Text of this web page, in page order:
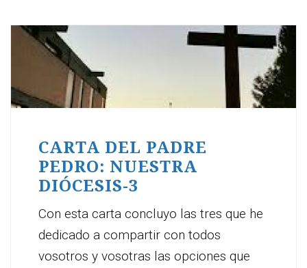
CARTA DEL PADRE
PEDRO: NUESTRA
DIÓCESIS-3
Con esta carta concluyo las tres que he
dedicado a compartir con todos
vosotros y vosotras las opciones que